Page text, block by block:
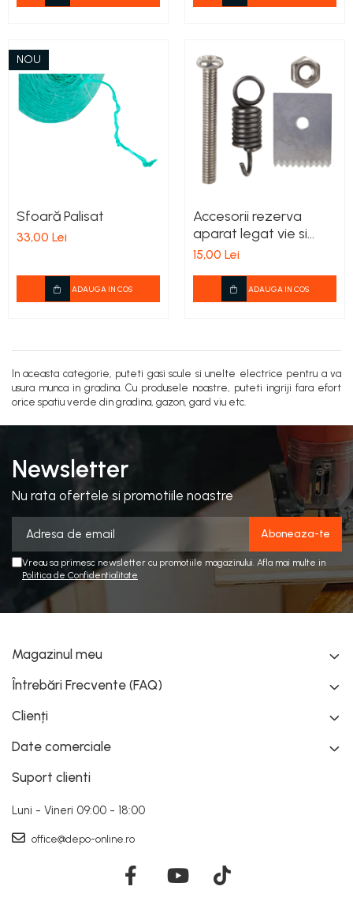
NOU
Sfoară Palisat
33,00 Lei
ADAUGA IN COS
Accesorii rezerva
aparat legat vie si
legume.
15,00 Lei
ADAUGA IN COS
In aceasta categorie, puteti gasi scule si unelte electrice pentru a va
usura munca in gradina. Cu produsele noastre, puteti ingriji fara efort
orice spatiu verde din gradina, gazon, gard viu etc.
Newsletter
Nu rata ofertele si promotiile noastre
Vreau sa primesc newsletter cu promotiile magazinului. Afla mai multe in
Politica de Confidentialitate
Magazinul meu
Întrebări Frecvente (FAQ)
Clienți
Date comerciale
Suport clienti
Luni - Vineri 09:00 - 18:00
office@depo-online.ro